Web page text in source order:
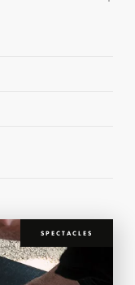
SPECTACLES